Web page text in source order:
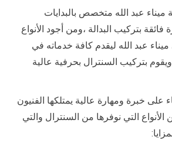
ميناء عبد الله متخصص بالبدايات
فائقة بتركيب البدالة ،ومن أجود الأنواع
عبد الله ليقدم كافة خدماته في
بتركيب السنترال بحرفية عالية
على خبرة ومهارة عالية يمتلكها الفنيون
الأنواع التي نوفرها من السنترال والتي